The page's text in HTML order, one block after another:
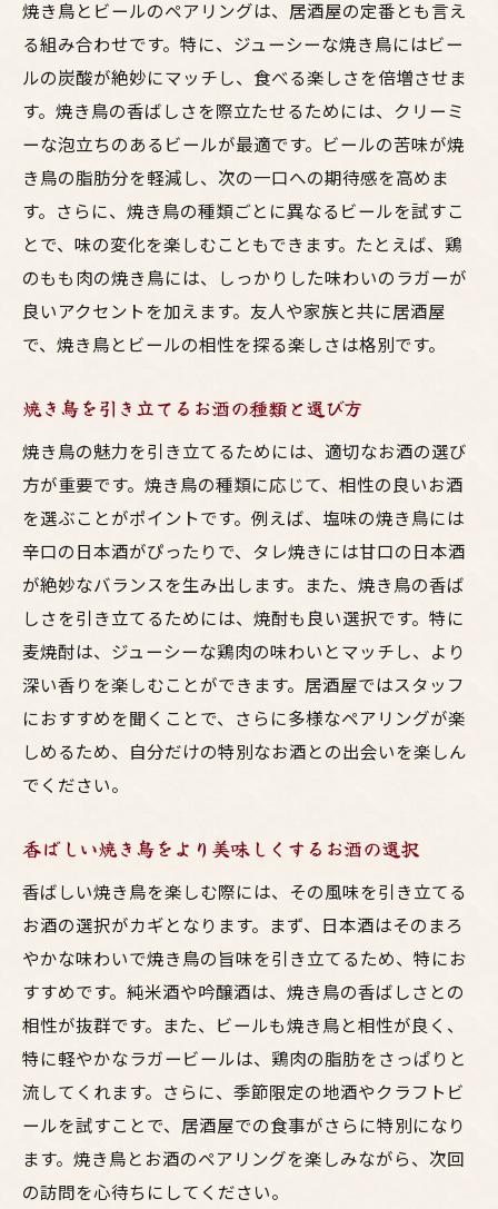
焼き鳥とビールのペアリングは、居酒屋の定番とも言え
る組み合わせです。特に、ジューシーな焼き鳥にはビー
ルの炭酸が絶妙にマッチし、食べる楽しさを倍増させま
す。焼き鳥の香ばしさを際立たせるためには、クリーミ
ーな泡立ちのあるビールが最適です。ビールの苦味が焼
き鳥の脂肪分を軽減し、次の一口への期待感を高めま
す。さらに、焼き鳥の種類ごとに異なるビールを試すこ
とで、味の変化を楽しむこともできます。たとえば、鶏
のもも肉の焼き鳥には、しっかりした味わいのラガーが
良いアクセントを加えます。友人や家族と共に居酒屋
で、焼き鳥とビールの相性を探る楽しさは格別です。
焼き鳥を引き立てるお酒の種類と選び方
焼き鳥の魅力を引き立てるためには、適切なお酒の選び
方が重要です。焼き鳥の種類に応じて、相性の良いお酒
を選ぶことがポイントです。例えば、塩味の焼き鳥には
辛口の日本酒がぴったりで、タレ焼きには甘口の日本酒
が絶妙なバランスを生み出します。また、焼き鳥の香ば
しさを引き立てるためには、焼酎も良い選択です。特に
麦焼酎は、ジューシーな鶏肉の味わいとマッチし、より
深い香りを楽しむことができます。居酒屋ではスタッフ
におすすめを聞くことで、さらに多様なペアリングが楽
しめるため、自分だけの特別なお酒との出会いを楽しん
でください。
香ばしい焼き鳥をより美味しくするお酒の選択
香ばしい焼き鳥を楽しむ際には、その風味を引き立てる
お酒の選択がカギとなります。まず、日本酒はそのまろ
やかな味わいで焼き鳥の旨味を引き立てるため、特にお
すすめです。純米酒や吟醸酒は、焼き鳥の香ばしさとの
相性が抜群です。また、ビールも焼き鳥と相性が良く、
特に軽やかなラガービールは、鶏肉の脂肪をさっぱりと
流してくれます。さらに、季節限定の地酒やクラフトビ
ールを試すことで、居酒屋での食事がさらに特別になり
ます。焼き鳥とお酒のペアリングを楽しみながら、次回
の訪問を心待ちにしてください。